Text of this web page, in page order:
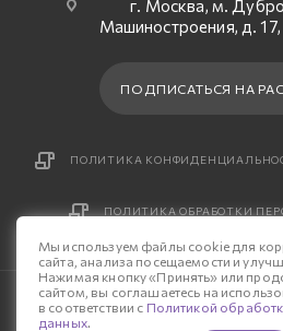
г. Москва, м.
Машиностроения, д. 17,
ПОДПИСАТЬСЯ НА
ПОЛИТИКА
ПОЛИТИКА ОБРАБОТКИ
© 2026 Интернет-
Мы используем файлы cookie для
сайта, анализа посещаемости и
Нажимая кнопку «Принять» или
сайтом, вы соглашаетесь на
в соответствии с Политикой
данных.